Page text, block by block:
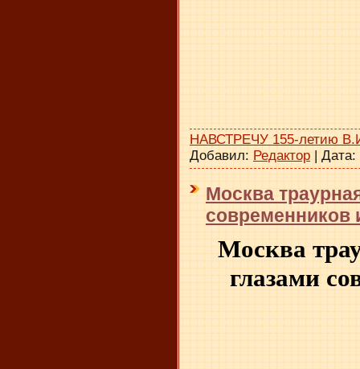
НАВСТРЕЧУ 155-летию
Добавил: Редактор | Дата:
Москва
современников
Москва
глазами